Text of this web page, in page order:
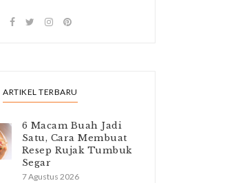
ARTIKEL TERBARU
6 Macam Buah Jadi
Satu, Cara Membuat
Resep Rujak Tumbuk
Segar
7 Agustus 2026